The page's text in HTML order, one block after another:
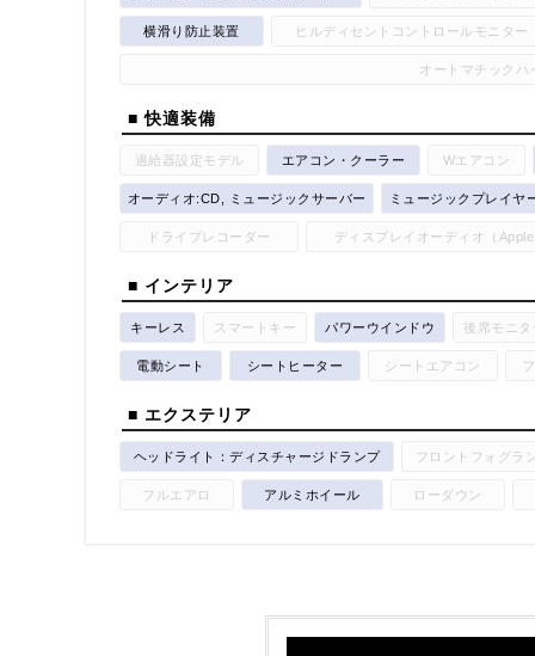
横滑り防止装置 ヒルディセントコントロールモニター
オートマチックハ
■ 快適装備
過給器設定モデル エアコン・クーラー Wエアコン
オーディオ:CD, ミュージックサーバー ミュージックプレイヤ
ドライブレコーダー ディスプレイオーディオ（
■ インテリア
キーレス スマートキー パワーウインドウ 後席モニタ
電動シート シートヒーター シートエアコン
■ エクステリア
ヘッドライト：ディスチャージドランプ フロントフォグラ
フルエアロ アルミホイール ローダウン